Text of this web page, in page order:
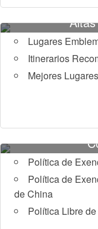
Lugares
Itinerarios
Mejores
Política de
Política de
de China
Política Libre